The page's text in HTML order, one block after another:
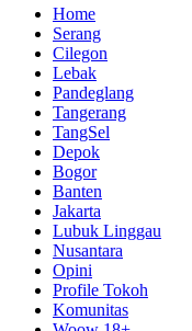
Home
Serang
Cilegon
Lebak
Pandeglang
Tangerang
TangSel
Depok
Bogor
Banten
Jakarta
Lubuk Linggau
Nusantara
Opini
Profile Tokoh
Komunitas